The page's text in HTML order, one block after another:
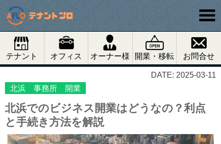
テナント オフィス オーナー様 開業・移転 お問合せ
DATE: 2025-03-11
北浜 事務所 開業
北浜でのビジネス開業はどうなの？利点
と手続き方法を解説